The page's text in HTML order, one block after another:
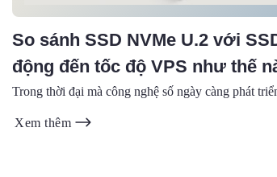
So sánh SSD NVMe U.2 với
động đến tốc độ VPS như thế
Trong thời đại mà công nghệ số ngày càng phát
Xem thêm